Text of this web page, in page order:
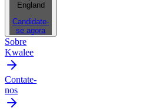
England
Candidate-
se agora
Sobre
Kwalee
Contate-
nos